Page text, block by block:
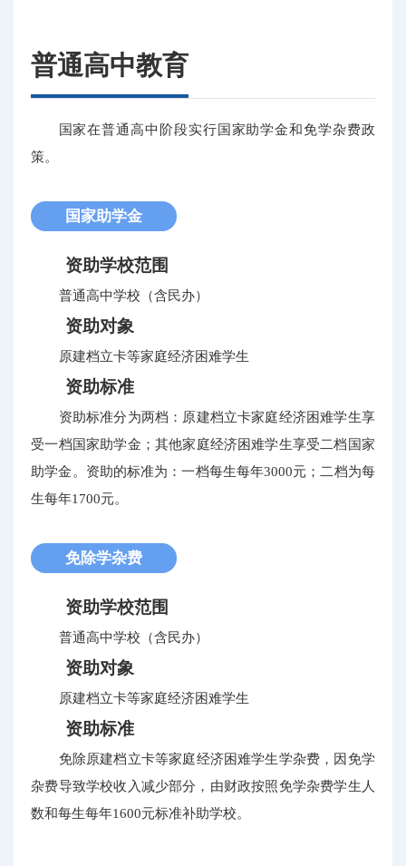
普通高中教育
国家在普通高中阶段实行国家助学金和免学杂费政
策。
国家助学金
资助学校范围
普通高中学校（含民办）
资助对象
原建档立卡等家庭经济困难学生
资助标准
资助标准分为两档：原建档立卡家庭经济困难学生享
受一档国家助学金；其他家庭经济困难学生享受二档国家
助学金。资助的标准为：一档每生每年3000元；二档为每
生每年1700元。
免除学杂费
资助学校范围
普通高中学校（含民办）
资助对象
原建档立卡等家庭经济困难学生
资助标准
免除原建档立卡等家庭经济困难学生学杂费，因免学
杂费导致学校收入减少部分，由财政按照免学杂费学生人
数和每生每年1600元标准补助学校。